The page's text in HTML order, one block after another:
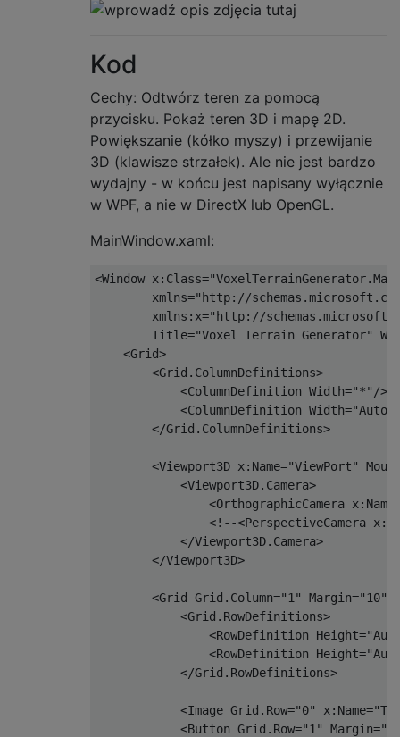
Kod
Cechy: Odtwórz teren za pomocą
przycisku. Pokaż teren 3D i mapę 2D.
Powiększanie (kółko myszy) i przewijanie
3D (klawisze strzałek). Ale nie jest bardzo
wydajny - w końcu jest napisany wyłącznie
w WPF, a nie w DirectX lub OpenGL.
MainWindow.xaml:
<Window x:Class=
xmlns="http://
xmlns:x="http://
Title="Voxel Terrain Generator"
<Grid>
<Grid.ColumnDefinitions>
<ColumnDefinition Width="*" />
<ColumnDefinition Width="Auto"
</Grid.ColumnDefinitions>
<Viewport3D x:Name="ViewPort"
<Viewport3D.Camera>
<OrthographicCamera x:Name
<!--<PerspectiveCamera
</Viewport3D.Camera>
</Viewport3D>
<Grid Grid . Column="1" Margin="10"
<Grid.RowDefinitions>
<RowDefinition
Height=
<RowDefinition
Height=
</Grid.RowDefinitions>
<Image Grid . Row="0" x:Name=
<Button Grid . Row="1" Margin="0